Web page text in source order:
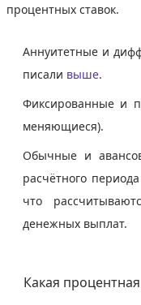
процентных ставок.
Аннуитетные и
писали выше.
Фиксированные и
меняющиеся).
Обычные и
расчётного
что
денежных выплат.
Какая